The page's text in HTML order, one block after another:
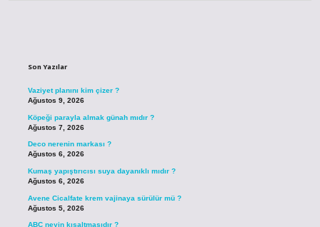
Son Yazılar
Vaziyet planını kim çizer ?
Ağustos 9, 2026
Köpeği parayla almak günah mıdır ?
Ağustos 7, 2026
Deco nerenin markası ?
Ağustos 6, 2026
Kumaş yapıştırıcısı suya dayanıklı mıdır ?
Ağustos 6, 2026
Avene Cicalfate krem vajinaya sürülür mü ?
Ağustos 5, 2026
ABC neyin kısaltmasıdır ?